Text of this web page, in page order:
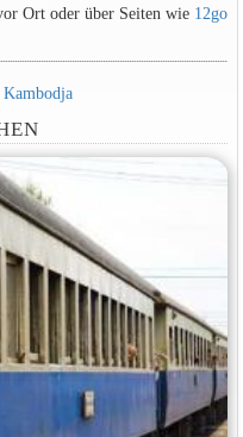
Ort oder über Seiten wie 12go